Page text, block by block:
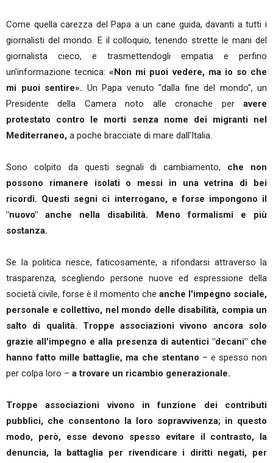
Come quella carezza del Papa a un cane guida, davanti a tutti i
giornalisti del mondo. E il colloquio, tenendo strette le mani del
giornalista cieco, e trasmettendogli empatia e perfino
un'informazione tecnica:«Non mi puoi vedere, ma io so che
mi puoi sentire». Un Papa venuto "dalla fine del mondo", un
Presidente della Camera noto alle cronache per avere
protestato contro le morti senza nome dei migranti nel
Mediterraneo, a poche bracciate di mare dall'Italia.
Sono colpito da questi segnali di cambiamento, che non
possono rimanere isolati o messi in una vetrina di bei
ricordi. Questi segni ci interrogano, e forse impongono il
"nuovo" anche nella disabilità. Meno formalismi e più
sostanza.
Se la politica riesce, faticosamente, a rifondarsi attraverso la
trasparenza, scegliendo persone nuove ed espressione della
società civile, forse è il momento che anche l'impegno sociale,
personale e collettivo, nel mondo delle disabilità, compia un
salto di qualità. Troppe associazioni vivono ancora solo
grazie all'impegno e alla presenza di autentici "decani" che
hanno fatto mille battaglie, ma che stentano – e spesso non
per colpa loro – a trovare un ricambio generazionale.
Troppe associazioni vivono in funzione dei contributi
pubblici, che consentono la loro sopravvivenza; in questo
modo, però, esse devono spesso evitare il contrasto, la
denuncia, la battaglia per rivendicare i diritti negati, per